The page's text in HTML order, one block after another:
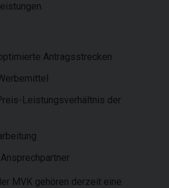
Antragsstrecken
Leistungsverhältnis der
MVK gehören derzeit eine